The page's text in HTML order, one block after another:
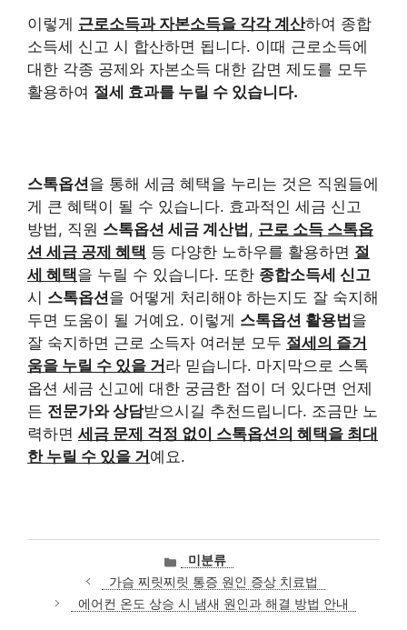
이렇게 근로소득과 자본소득을 각각 계산하여 종합
소득세 신고 시 합산하면 됩니다. 이때 근로소득에
대한 각종 공제와 자본소득 대한 감면 제도를 모두
활용하여 절세 효과를 누릴 수 있습니다.
스톡옵션을 통해 세금 혜택을 누리는 것은 직원들에
게 큰 혜택이 될 수 있습니다. 효과적인 세금 신고
방법, 직원 스톡옵션 세금 계산법, 근로 소득 스톡옵
션 세금 공제 혜택 등 다양한 노하우를 활용하면 절
세 혜택을 누릴 수 있습니다. 또한 종합소득세 신고
시 스톡옵션을 어떻게 처리해야 하는지도 잘 숙지해
두면 도움이 될 거예요. 이렇게 스톡옵션 활용법을
잘 숙지하면 근로 소득자 여러분 모두 절세의 즐거
움을 누릴 수 있을 거라 믿습니다. 마지막으로 스톡
옵션 세금 신고에 대한 궁금한 점이 더 있다면 언제
든 전문가와 상담받으시길 추천드립니다. 조금만 노
력하면 세금 문제 걱정 없이 스톡옵션의 혜택을 최대
한 누릴 수 있을 거예요.
카
테
고
리
미분류
가슴 찌릿찌릿 통증 원인 증상 치료법
에어컨 온도 상승 시 냄새 원인과 해결 방법 안내